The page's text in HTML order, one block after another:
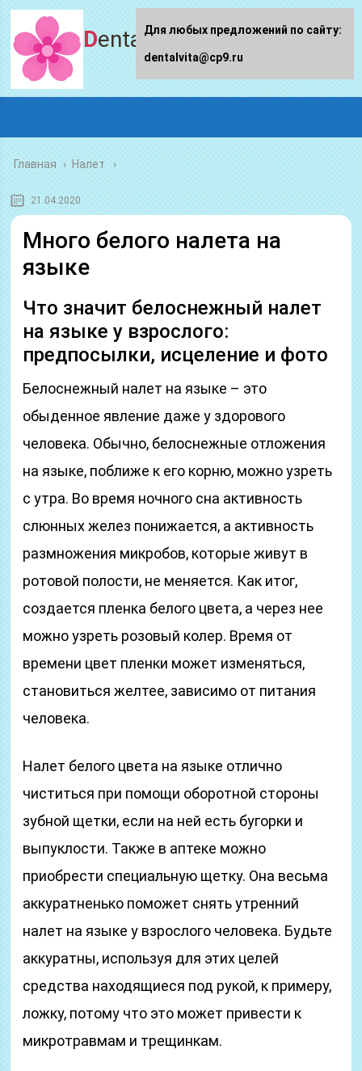
Dentalvita.ru
Главная › Налет
21.04.2020
Много белого налета на
языке
Что значит белоснежный налет
на языке у взрослого:
предпосылки, исцеление и фото
Белоснежный налет на языке – это
обыденное явление даже у здорового
человека. Обычно, белоснежные отложения
на языке, поближе к его корню, можно узреть
с утра. Во время ночного сна активность
слюнных желез понижается, а активность
размножения микробов, которые живут в
ротовой полости, не меняется. Как итог,
создается пленка белого цвета, а через нее
можно узреть розовый колер. Время от
времени цвет пленки может изменяться,
становиться желтее, зависимо от питания
человека.
Налет белого цвета на языке отлично
чиститься при помощи оборотной стороны
зубной щетки, если на ней есть бугорки и
выпуклости. Также в аптеке можно
приобрести специальную щетку. Она весьма
аккуратненько поможет снять утренний
налет на языке у взрослого человека. Будьте
аккуратны, используя для этих целей
средства находящиеся под рукой, к примеру,
ложку, потому что это может привести к
микротравмам и трещинкам.
Для любых предложений по сайту:
dentalvita@cp9.ru